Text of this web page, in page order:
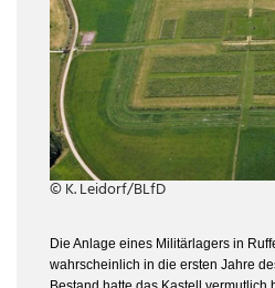
© K. Leidorf/BLfD
Die Anlage eines Militärlagers in
wahrscheinlich in die ersten Jahre